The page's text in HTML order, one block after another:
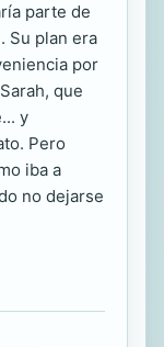
parte de
Su plan era
por
que
y
Pero
iba a
no dejarse